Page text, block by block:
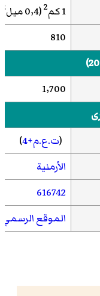
1 كم 2(0٫4 ميل 2
810
1٬700
(ت.ع.م+4 )
الأرمنية
616742
الموقع الرسمي